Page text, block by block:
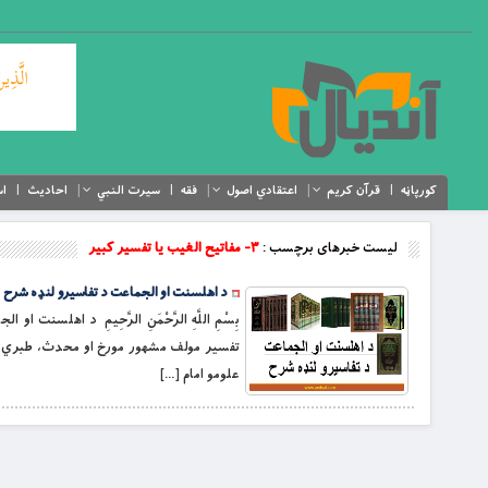
کورپاڼه قرآن کریم اعتقادي اصول فقه سیرت النبي احادیث
لیست خبرهای برچسب :۳- مفاتیح الغیب یا تفسیر کبیر
د اهلسنت او الجماعت د تفاسیرو لنډه شرح
تفسیر مولف مشهور مورخ او محدث،
علومو امام […]